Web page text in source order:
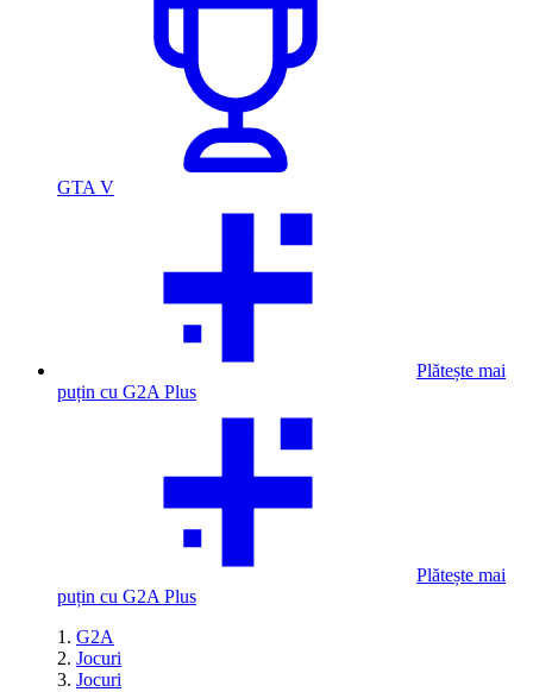
GTA V
Plătește mai
puțin cu G2A Plus
Plătește mai
puțin cu G2A Plus
G2A
Jocuri
Jocuri